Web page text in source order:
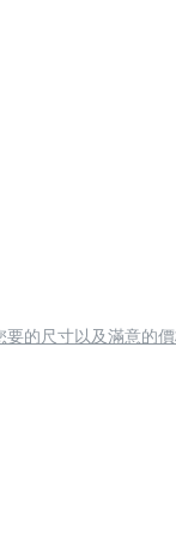
要的尺寸以及滿意的價